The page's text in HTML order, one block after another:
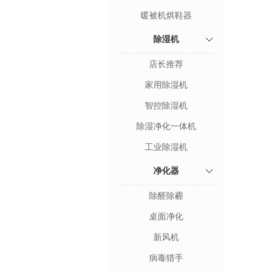
暖被机烘鞋器
除湿机
店长推荐
家用除湿机
智控除湿机
除湿净化一体机
工业除湿机
净化器
除醛除霾
桌面净化
新风机
病毒猎手